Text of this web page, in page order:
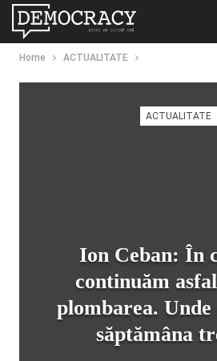
Home ACTUALITATE
ACTUALITATE
Ion Ceban: În
continuăm
plombarea.
săptămâna